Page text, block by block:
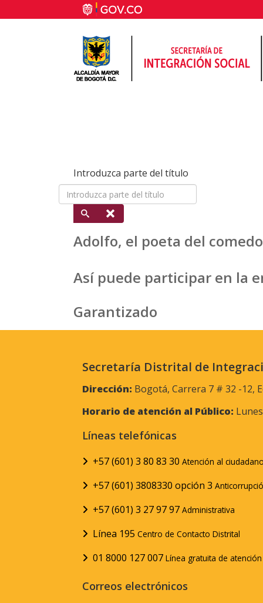
Introduzca parte del título
Adolfo, el poeta del
Así puede participar en la
Garantizado
Secretaría Distrital de
Dirección: Bogotá, Carrera 7 # 32 -12,
Horario de atención al Público:
Líneas telefónicas
+57 (601) 3 80 83 30 Atención al
+57 (601) 3808330 opción 3
+57 (601) 3 27 97 97 Administrativa
Línea 195 Centro de Contacto Distrital
01 8000 127 007 Línea gratuita de
Correos electrónicos